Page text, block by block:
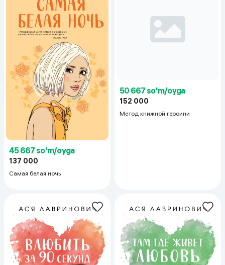
45 667 so'm/oyga
137 000
Самая белая ночь
50 667 so'm/oyga
152 000
Метод книжной героини